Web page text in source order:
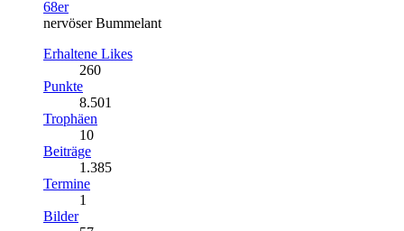
68er
nervöser Bummelant
Erhaltene Likes
260
Punkte
8.501
Trophäen
10
Beiträge
1.385
Termine
1
Bilder